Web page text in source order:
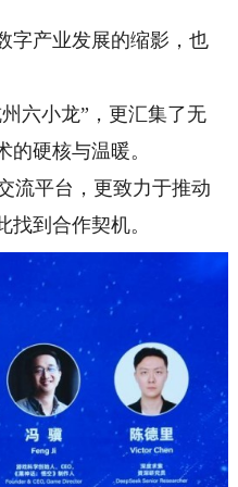
产业发展的缩影，也
六小龙”，更汇集了无
硬核与温暖。
平台，更致力于推动
到合作契机。